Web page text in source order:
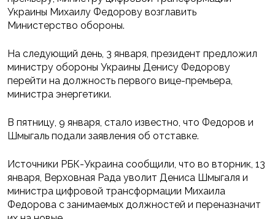
Украины Михаилу Федорову возглавить
Министерство обороны.
На следующий день, 3 января, президент предложил
министру обороны Украины Денису Федорову
перейти на должность первого вице-премьера,
министра энергетики.
В пятницу, 9 января, стало известно, что Федоров и
Шмыгаль подали заявления об отставке.
Источники РБК-Украина сообщили, что во вторник, 13
января, Верховная Рада уволит Дениса Шмыгаля и
министра цифровой трансформации Михаила
Федорова с занимаемых должностей и переназначит